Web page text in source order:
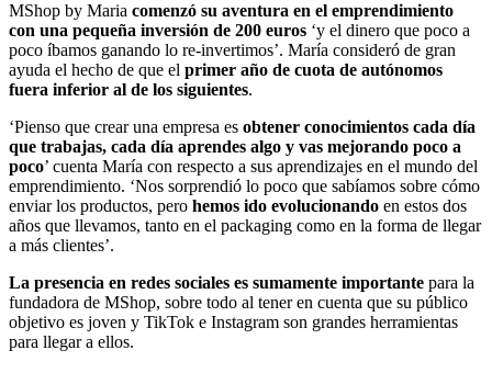
MShop by Maria comenzó su aventura en el emprendimiento
con una pequeña inversión de 200 euros ‘y el dinero que poco a
poco íbamos ganando lo re-invertimos’. María consideró de gran
ayuda el hecho de que el primer año de cuota de autónomos
fuera inferior al de los siguientes.
‘Pienso que crear una empresa es obtener conocimientos cada día
que trabajas, cada día aprendes algo y vas mejorando poco a
poco’ cuenta María con respecto a sus aprendizajes en el mundo del
emprendimiento. ‘Nos sorprendió lo poco que sabíamos sobre cómo
enviar los productos, pero hemos ido evolucionando en estos dos
años que llevamos, tanto en el packaging como en la forma de llegar
a más clientes’.
La presencia en redes sociales es sumamente importante para la
fundadora de MShop, sobre todo al tener en cuenta que su público
objetivo es joven y TikTok e Instagram son grandes herramientas
para llegar a ellos.